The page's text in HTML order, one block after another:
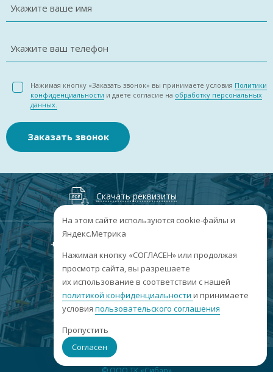
Укажите ваше имя
Укажите ваш телефон
Нажимая кнопку «Заказать звонок» вы принимаете условия Политики
конфиденциальности и даете согласие на обработку персональных
данных.
Заказать звонок
Скачать реквизиты
+7
г. Барнаул, пр. Ленина, 158А, Н1/204
пн-пт: 09:00-17:00
сб-вс: выходные
info@sibar22.ru
На этом сайте используются cookie-файлы и
Яндекс.Метрика
Нажимая кнопку «СОГЛАСЕН» или продолжая
просмотр сайта, вы разрешаете
их использование в соответствии с нашей
политикой конфиденциальности и принимаете
условия пользовательского соглашения
Пропустить
Согласен